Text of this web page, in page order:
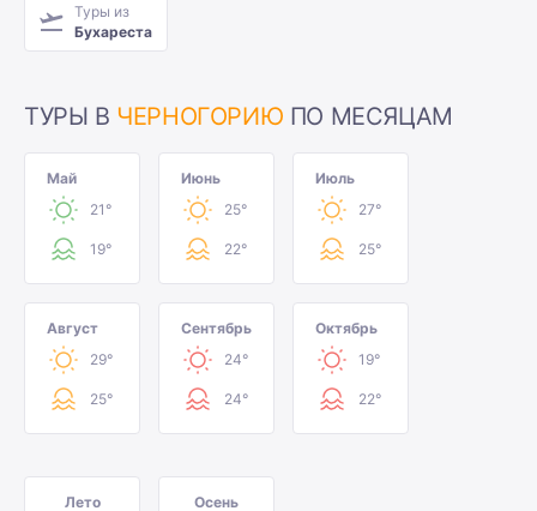
Туры из
Бухареста
ТУРЫ В ЧЕРНОГОРИЮ ПО МЕСЯЦАМ
Май
21°
19°
Июнь
25°
22°
Июль
27°
25°
Август
29°
25°
Сентябрь
24°
24°
Октябрь
19°
22°
Лето Осень